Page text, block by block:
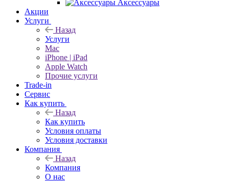
Аксессуары
Акции
Услуги
Назад
Услуги
Mac
iPhone | iPad
Apple Watch
Прочие услуги
Trade-in
Сервис
Как купить
Назад
Как купить
Условия оплаты
Условия доставки
Компания
Назад
Компания
О нас